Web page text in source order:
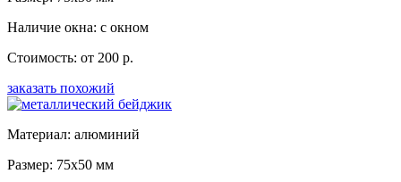
Наличие окна: с окном
Стоимость: от 200 р.
заказать похожий
Материал: алюминий
Размер: 75x50 мм